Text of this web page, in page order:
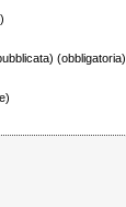
(obbligatoria)